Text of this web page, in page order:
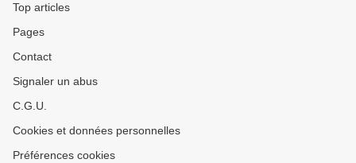
Top articles
Pages
Contact
Signaler un abus
C.G.U.
Cookies et données personnelles
Préférences cookies